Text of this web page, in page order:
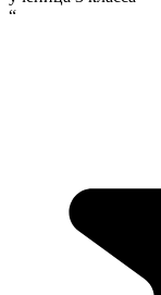
“